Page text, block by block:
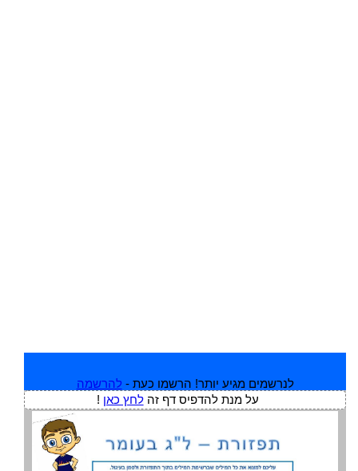
לנרשמים מגיע יותר! הרשמו כעת - להרשמה
על מנת להדפיס דף זהלחץ כאן !